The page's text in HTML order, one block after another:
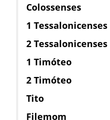
Colossenses
1 Tessalonicenses
2 Tessalonicenses
1 Timóteo
2 Timóteo
Tito
Filemom